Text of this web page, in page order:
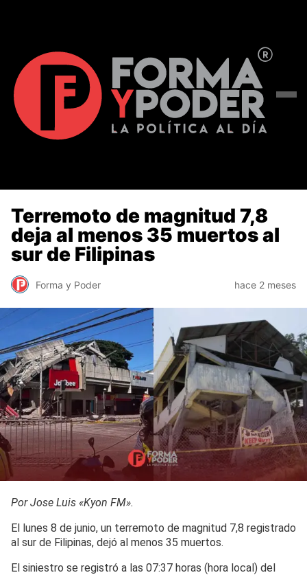
Terremoto de magnitud 7,8
deja al menos 35 muertos al
sur de Filipinas
Forma y Poder hace 2 meses
Por Jose Luis «Kyon FM».
El lunes 8 de junio, un terremoto de magnitud 7,8 registrado
al sur de Filipinas, dejó al menos 35 muertos.
El siniestro se registró a las 07:37 horas (hora local) del